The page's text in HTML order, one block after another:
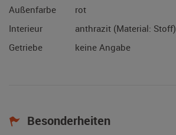
Außenfarbe
rot
Interieur
anthrazit (Material: Stoff)
Getriebe
keine Angabe
Besonderheiten